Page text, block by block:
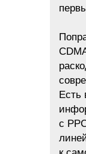
Есть
с